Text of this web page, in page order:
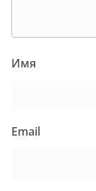
Имя
Email